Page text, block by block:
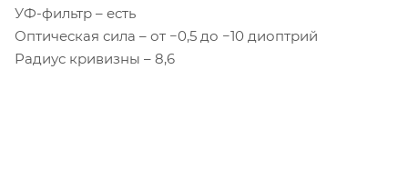
УФ-фильтр – есть
Оптическая сила – от −0,5 до −10 диоптрий
Радиус кривизны – 8,6